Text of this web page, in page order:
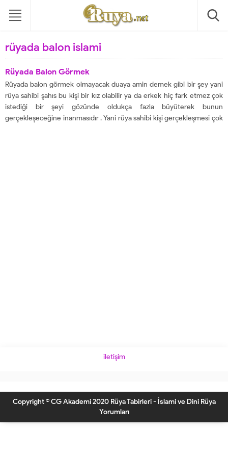
rüyada balon islami
Rüyada Balon Görmek
Rüyada balon görmek olmayacak duaya amin demek gibi bir şey yani
rüya sahibi şahıs bu kişi bir kız olabilir ya da erkek hiç fark etmez çok
istediği bir şeyi gözünde oldukça fazla büyüterek bunun
gerçekleşeceğine inanmasıdır . Yani rüya sahibi kişi gerçekleşmesi çok
iletişim
Copyright © CG Akademi 2020 Rüya Tabirleri - İslami ve Dini Rüya
Yorumları